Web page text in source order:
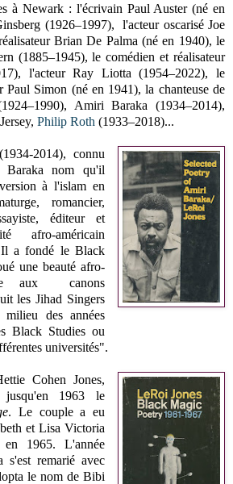
à Newark : l'écrivain Paul Auster (né en
(1926–1997), l'acteur oscarisé Joe
Brian De Palma (né en 1940), le
(1885–1945), le comédien et réalisateur
l'acteur Ray Liotta (1954–2022), le
Paul Simon (né en 1941), la chanteuse de
Amiri Baraka (1934–2014),
Philip Roth (1933–2018)...
2014), connu
nom qu'il
à l'islam en
romancier,
éditeur et
afro-américain
Il a fondé le Black
une beauté afro-
aux canons
les Jihad Singers
des années
Black Studies ou
universités".
Cohen Jones,
1963 le
. Le couple a eu
et Lisa Victoria
1965. L'année
s'est remarié avec
le nom de Bibi